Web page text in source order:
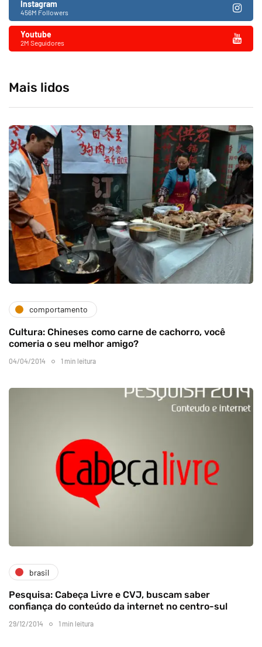
Instagram
456M Followers
Youtube
2M Seguidores
Mais lidos
comportamento
Cultura: Chineses como carne de cachorro, você
comeria o seu melhor amigo?
04/04/2014 1 min leitura
brasil
Pesquisa: Cabeça Livre e CVJ, buscam saber
confiança do conteúdo da internet no centro-sul
29/12/2014 1 min leitura